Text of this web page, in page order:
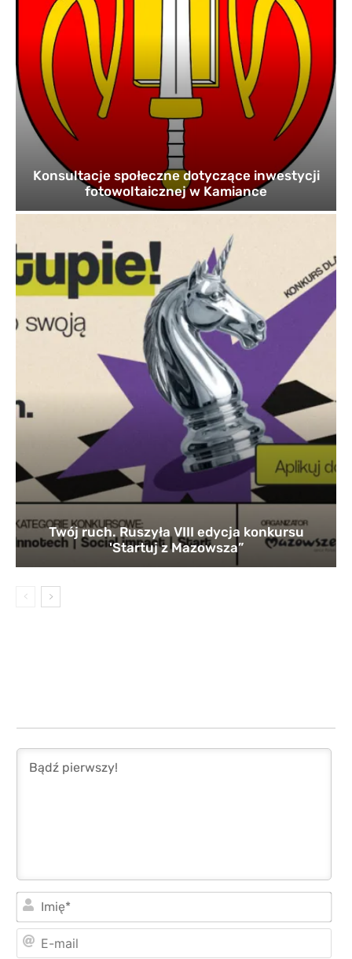
Konsultacje społeczne dotyczące inwestycji
fotowoltaicznej w Kamiance
Twój ruch. Ruszyła VIII edycja konkursu
'Startuj z Mazowsza”